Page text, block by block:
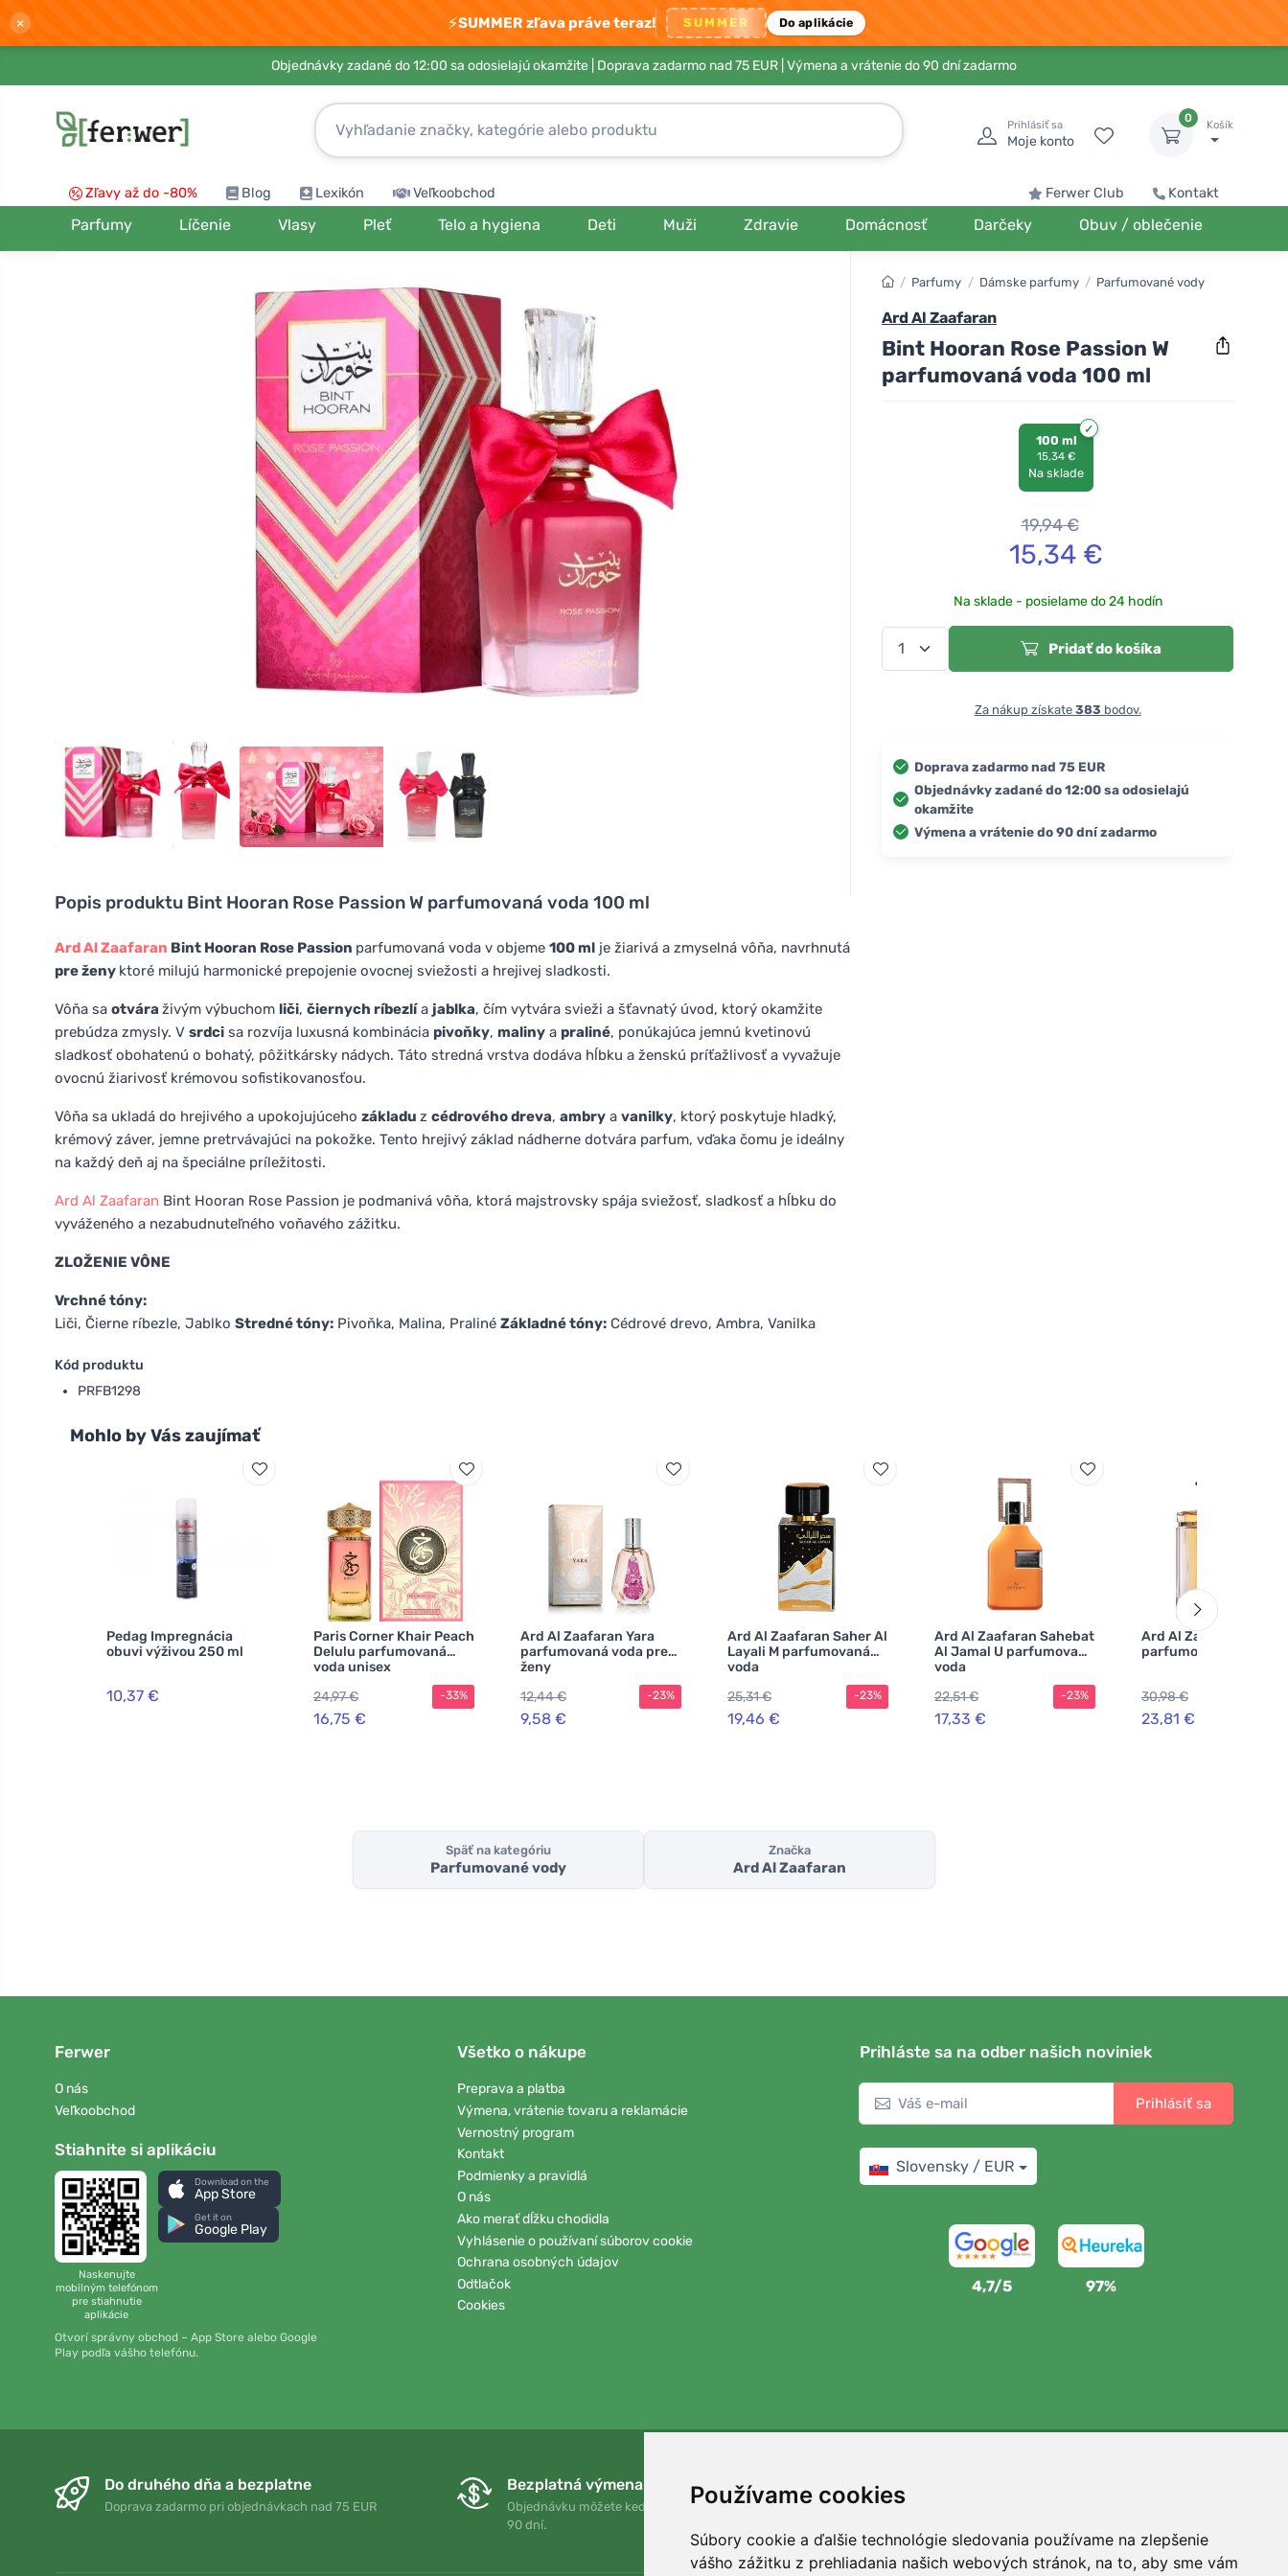
Používame cookies
Súbory cookie a ďalšie technológie sledovania používame na zlepšenie
vášho zážitku z prehliadania našich webových stránok, na to, aby sme vám
× ⚡SUMMER zľava práve teraz! SUMMER Do aplikácie
Objednávky zadané do 12:00 sa odosielajú okamžite | Doprava zadarmo nad 75 EUR | Výmena a vrátenie do 90 dní zadarmo
Prihlásiť sa
Moje konto
0
Košík
Zľavy až do -80% Blog Lexikón Veľkoobchod Ferwer Club Kontakt
Parfumy Líčenie Vlasy Pleť Telo a hygiena Deti Muži Zdravie Domácnosť Darčeky Obuv / oblečenie
Popis produktu Bint Hooran Rose Passion W parfumovaná voda 100 ml
Ard Al Zaafaran Bint Hooran Rose Passion parfumovaná voda v objeme 100 ml je žiarivá a zmyselná vôňa, navrhnutá
pre ženy ktoré milujú harmonické prepojenie ovocnej sviežosti a hrejivej sladkosti.
Vôňa sa otvára živým výbuchom liči, čiernych ríbezlía jablka, čím vytvára svieži a šťavnatý úvod, ktorý okamžite
prebúdza zmysly. V srdci sa rozvíja luxusná kombinácia pivoňky, maliny a praliné, ponúkajúca jemnú kvetinovú
sladkosť obohatenú o bohatý, pôžitkársky nádych. Táto stredná vrstva dodáva hĺbku a ženskú príťažlivosť a vyvažuje
ovocnú žiarivosť krémovou sofistikovanosťou.
Vôňa sa ukladá do hrejivého a upokojujúceho základu z cédrového dreva, ambry a vanilky, ktorý poskytuje hladký,
krémový záver, jemne pretrvávajúci na pokožke. Tento hrejivý základ nádherne dotvára parfum, vďaka čomu je ideálny
na každý deň aj na špeciálne príležitosti.
Ard Al Zaafaran Bint Hooran Rose Passion je podmanivá vôňa, ktorá majstrovsky spája sviežosť, sladkosť a hĺbku do
vyváženého a nezabudnuteľného voňavého zážitku.
ZLOŽENIE VÔNE
Vrchné tóny:
Liči, Čierne ríbezle, Jablko Stredné tóny: Pivoňka, Malina, Praliné Základné tóny: Cédrové drevo, Ambra, Vanilka
Kód produktu
PRFB1298
/ Parfumy / Dámske parfumy / Parfumované vody
Ard Al Zaafaran
Bint Hooran Rose Passion W
parfumovaná voda 100 ml
100 ml
15,34 €
Na sklade
19,94€
15,34€
Na sklade - posielame do 24 hodín
Pridať do košíka
Za nákup získate 383 bodov.
Doprava zadarmo nad 75 EUR
Objednávky zadané do 12:00 sa odosielajú
okamžite
Výmena a vrátenie do 90 dní zadarmo
Mohlo by Vás zaujímať
Pedag Impregnácia
obuvi výživou 250 ml
10,37 €
Paris Corner Khair Peach
Delulu parfumovaná
voda unisex
24,97 €
16,75 €
-33%
Ard Al Zaafaran Yara
parfumovaná voda pre
ženy
12,44 €
9,58 €
-23%
Ard Al Zaafaran Saher Al
Layali M parfumovaná
voda
25,31 €
19,46 €
-23%
Ard Al Zaafaran Sahebat
Al Jamal U parfumovaná
voda
22,51 €
17,33 €
-23%
Ard Al Zaafaran Riqqa
parfumovaná voda
30,98 €
23,81 €
Späť na kategóriu
Parfumované vody
Značka
Ard Al Zaafaran
Ferwer
O nás
Veľkoobchod
Stiahnite si aplikáciu
Naskenujte
mobilným telefónom
pre stiahnutie
aplikácie
Download on the
App Store
Get it on
Google Play
Otvorí správny obchod – App Store alebo Google
Play podľa vášho telefónu.
Všetko o nákupe
Preprava a platba
Výmena, vrátenie tovaru a reklamácie
Vernostný program
Kontakt
Podmienky a pravidlá
O nás
Ako merať dĺžku chodidla
Vyhlásenie o používaní súborov cookie
Ochrana osobných údajov
Odtlačok
Cookies
Prihláste sa na odber našich noviniek
Prihlásiť sa
Slovensky / EUR
4,7/5 97%
Do druhého dňa a bezplatne
Doprava zadarmo pri objednávkach nad 75 EUR
Bezplatná výmena a vrátenie tovaru
Objednávku môžete kedykoľvek vrátiť alebo vymeniť do
90 dní.